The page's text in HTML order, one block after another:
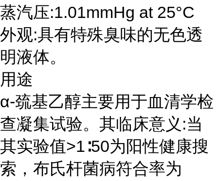
蒸汽压:1.01mmHg at 25°C
外观:具有特殊臭味的无色透
明液体。
用途
α-巯基乙醇主要用于血清学检
查凝集试验。其临床意义:当
其实验值>1∶50为阳性健康搜
索，布氏杆菌病符合率为